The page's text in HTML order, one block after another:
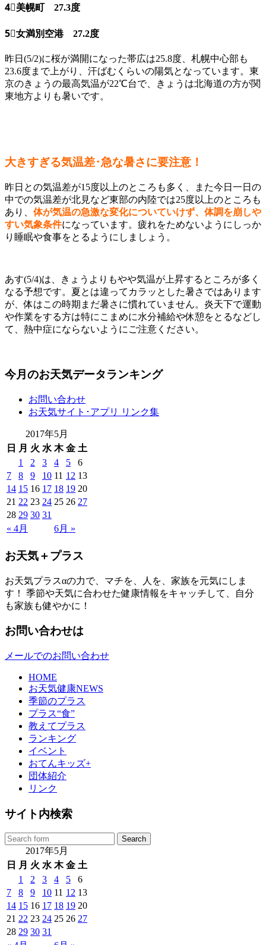
4⃣美幌町 27.3度
5⃣女満別空港 27.2度
昨日(5/2)に桜が満開になった帯広は25.8度、札幌中心部も
23.6度まで上がり、汗ばむくらいの陽気となっています。東
京のきょうの最高気温が22℃台で、きょうは北海道の方が関
東地方よりも暑いです。
大きすぎる気温差･急な暑さに要注意！
昨日との気温差が15度以上のところも多く、また今日一日の
中での気温差が北見など東部の内陸では25度以上のところも
あり、 体が気温の急激な変化についていけず、体調を崩しや
すい気象条件になっています。疲れをためないようにしっか
り睡眠や食事をとるようにしましょう。
あす(5/4)は、きょうよりもやや気温が上昇するところが多く
なる予想です。夏とは違ってカラッとした暑さではあります
が、体はこの時期まだ暑さに慣れていません。炎天下で運動
や作業をする方は特にこまめに水分補給や休憩をとるなどし
て、熱中症にならないようにご注意ください。
今月のお天気データランキング
お問い合わせ
お天気サイト･アプリ リンク集
2017年5月
日
月 火 水 木 金 土
« 4月 6月 »
1 2 3 4 5
6
7
8 9 10 11 12 13
14 15 16 17 18 19 20
21 22 23 24 25 26 27
28 29 30 31
お天気＋プラス
お天気プラスαの力で、マチを、人を、家族を元気にしま
す！ 季節や天気に合わせた健康情報をキャッチして、自分
も家族も健やかに！
お問い合わせは
メールでのお問い合わせ
HOME
お天気健康NEWS
季節のプラス
プラス“食”
教えてプラス
ランキング
イベント
おてんキッズ+
団体紹介
リンク
サイト内検索
2017年5月
日
月 火 水 木 金 土
1 2 3 4 5
6
7
8 9 10 11 12 13
14 15 16 17 18 19 20
21 22 23 24 25 26 27
28 29 30 31